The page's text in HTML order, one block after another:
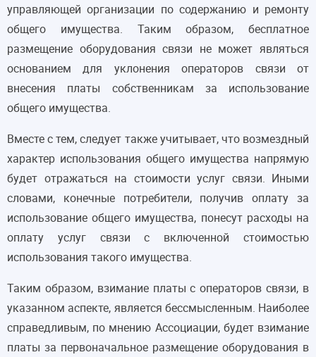
управляющей организации по содержанию и ремонту
общего имущества. Таким образом, бесплатное
размещение оборудования связи не может являться
основанием для уклонения операторов связи от
внесения платы собственникам за использование
общего имущества.
Вместе с тем, следует также учитывает, что возмездный
характер использования общего имущества напрямую
будет отражаться на стоимости услуг связи. Иными
словами, конечные потребители, получив оплату за
использование общего имущества, понесут расходы на
оплату услуг связи с включенной стоимостью
использования такого имущества.
Таким образом, взимание платы с операторов связи, в
указанном аспекте, является бессмысленным. Наиболее
справедливым, по мнению Ассоциации, будет взимание
платы за первоначальное размещение оборудования в